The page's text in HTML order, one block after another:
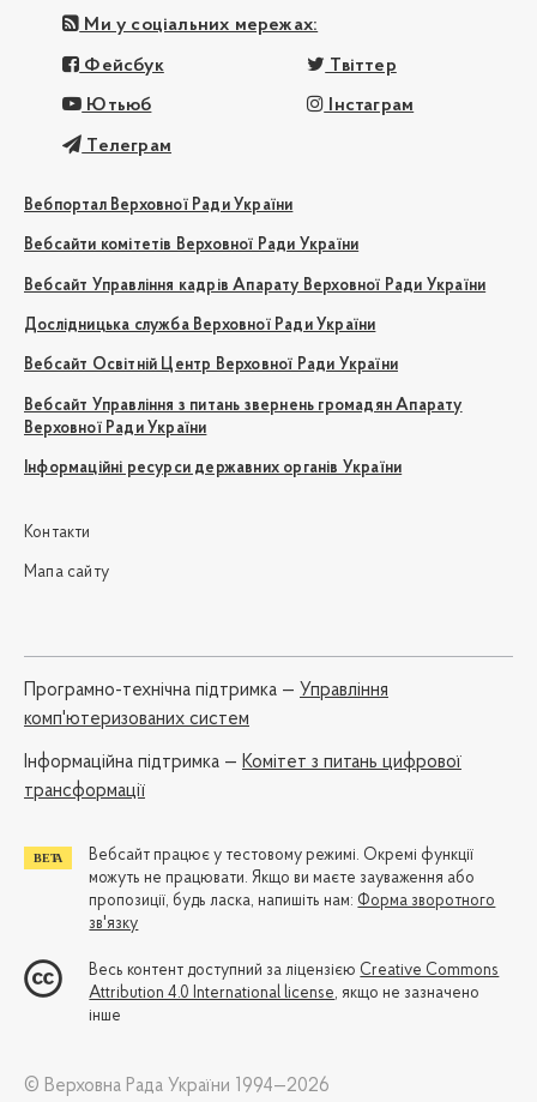
Ми у соціальних мережах:
Фейсбук Твіттер
Ютьюб Інстаграм
Телеграм
Вебпортал Верховної Ради України
Вебсайти комітетів Верховної Ради України
Вебсайт Управління кадрів Апарату Верховної Ради України
Дослідницька служба Верховної Ради України
Вебсайт Освітній Центр Верховної Ради України
Вебсайт Управління з питань звернень громадян Апарату
Верховної Ради України
Інформаційні ресурси державних органів України
Контакти
Мапа сайту
Програмно-технічна підтримка — Управління
комп'ютеризованих систем
Iнформаційна підтримка — Комітет з питань цифрової
трансформації
Вебсайт працює у тестовому режимі. Окремі функції
можуть не працювати. Якщо ви маєте зауваження або
пропозиції, будь ласка, напишіть нам: Форма зворотного
зв'язку
Весь контент доступний за ліцензією Creative Commons
Attribution 4.0 International license, якщо не зазначено
інше
© Верховна Рада України 1994—2026